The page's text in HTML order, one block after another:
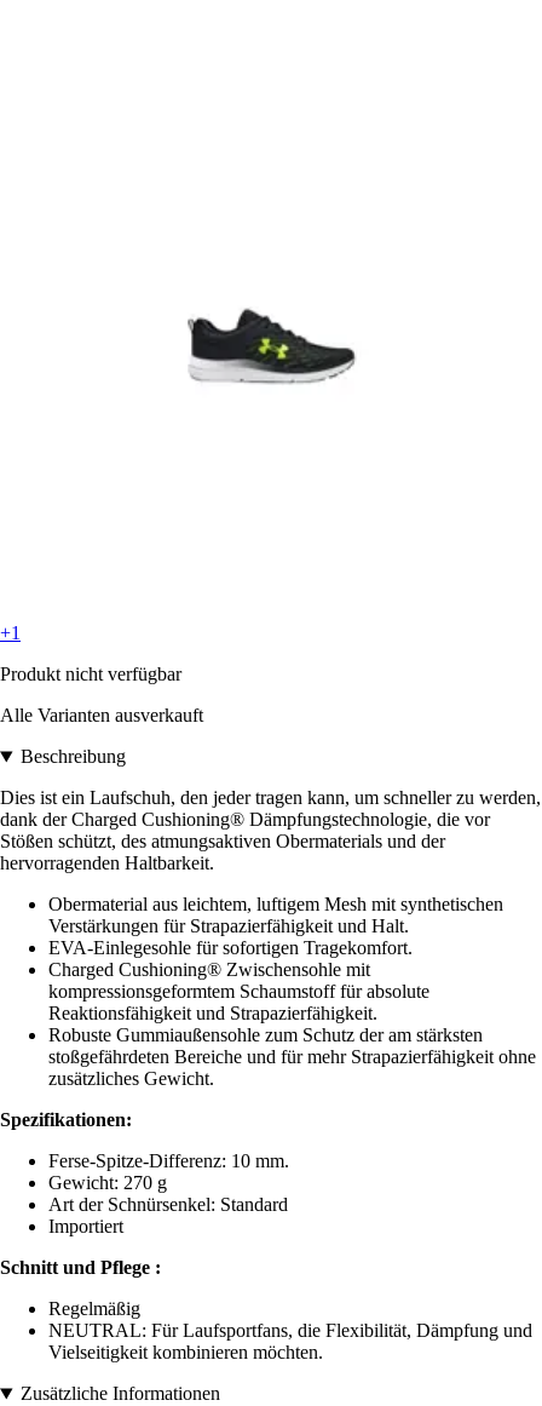
+1
Produkt nicht verfügbar
Alle Varianten ausverkauft
Beschreibung
Dies ist ein Laufschuh, den jeder tragen kann, um schneller zu werden,
dank der Charged Cushioning® Dämpfungstechnologie, die vor
Stößen schützt, des atmungsaktiven Obermaterials und der
hervorragenden Haltbarkeit.
Obermaterial aus leichtem, luftigem Mesh mit synthetischen
Verstärkungen für Strapazierfähigkeit und Halt.
EVA-Einlegesohle für sofortigen Tragekomfort.
Charged Cushioning® Zwischensohle mit
kompressionsgeformtem Schaumstoff für absolute
Reaktionsfähigkeit und Strapazierfähigkeit.
Robuste Gummiaußensohle zum Schutz der am stärksten
stoßgefährdeten Bereiche und für mehr Strapazierfähigkeit ohne
zusätzliches Gewicht.
Spezifikationen:
Ferse-Spitze-Differenz: 10 mm.
Gewicht: 270 g
Art der Schnürsenkel: Standard
Importiert
Schnitt und Pflege :
Regelmäßig
NEUTRAL: Für Laufsportfans, die Flexibilität, Dämpfung und
Vielseitigkeit kombinieren möchten.
Zusätzliche Informationen